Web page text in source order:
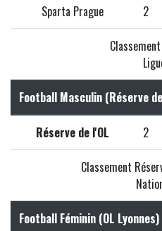
Sparta Prague 2
Football Masculin (Réserve
Réserve de l'OL 2
Classement
Football Féminin (OL Lyonnes)